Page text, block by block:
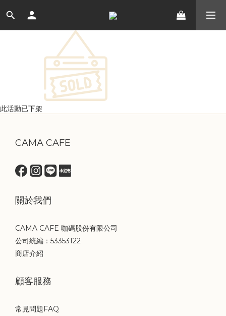
此活動已下架
CAMA CAFE
關於我們
CAMA CAFE 咖碼股份有限公司
公司統編：53353122
商店介紹
顧客服務
常見問題FAQ